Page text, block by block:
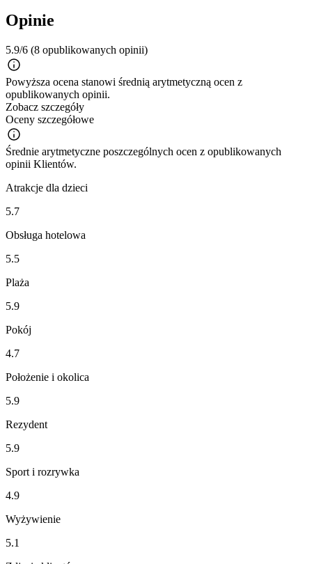
Opinie
5.9/6 (8 opublikowanych opinii)
Powyższa ocena stanowi średnią arytmetyczną ocen z
opublikowanych opinii.
Zobacz szczegóły
Oceny szczegółowe
Średnie arytmetyczne poszczególnych ocen z opublikowanych
opinii Klientów.
Atrakcje dla dzieci
5.7
Obsługa hotelowa
5.5
Plaża
5.9
Pokój
4.7
Położenie i okolica
5.9
Rezydent
5.9
Sport i rozrywka
4.9
Wyżywienie
5.1